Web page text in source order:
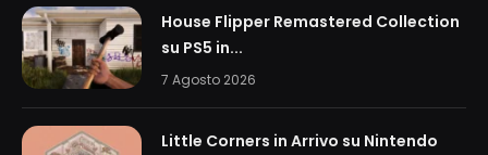
House Flipper Remastered Collection
su PS5 in...
7 Agosto 2026
Little Corners in Arrivo su Nintendo